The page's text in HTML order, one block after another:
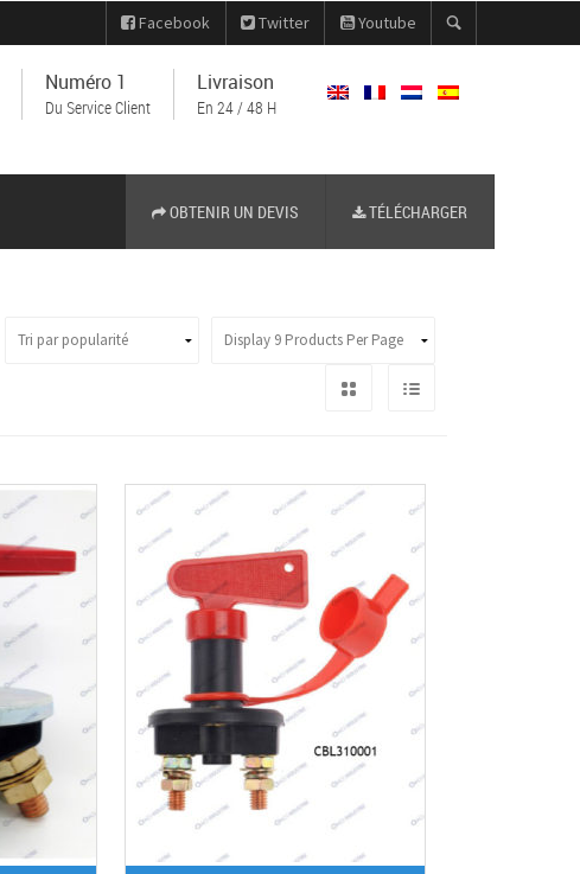
Facebook Twitter Youtube
Numéro 1
Du Service Client
Livraison
En 24 / 48 H
TÉLÉCHARGER
OBTENIR UN DEVIS